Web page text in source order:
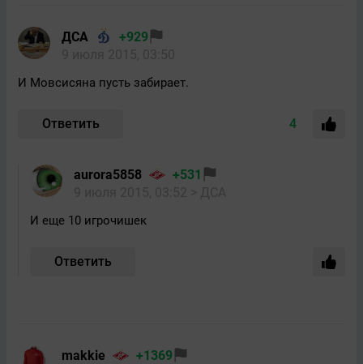
ДСА
+929
И Мовсисяна пусть забирает.
Ответить 4
aurora5858
+531
И еще 10 игрочишек
Ответить
makkie
+1369